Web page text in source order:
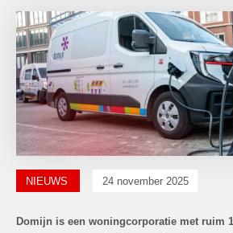
NIEUWS 24 november 2025
Domijn is een woningcorporatie met ruim